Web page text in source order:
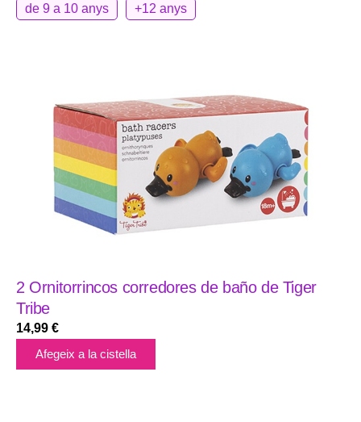
de 9 a 10 anys +12 anys
2 Ornitorrincos corredores de baño de Tiger
Tribe
14,99 €
Afegeix a la cistella